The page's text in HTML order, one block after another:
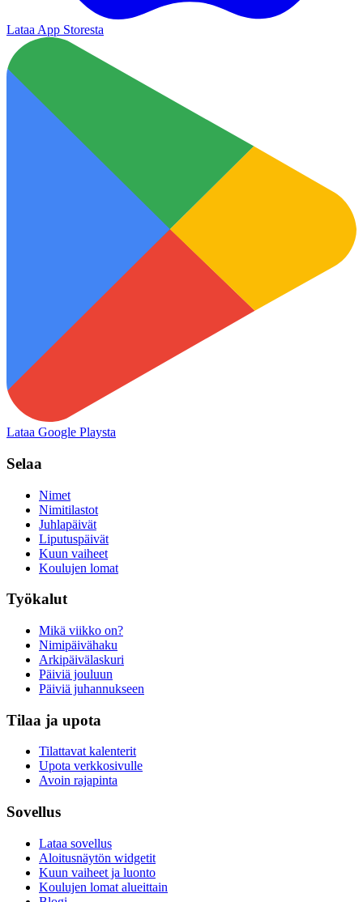
Lataa App Storesta
Lataa Google Playsta
Selaa
Nimet
Nimitilastot
Juhlapäivät
Liputuspäivät
Kuun vaiheet
Koulujen lomat
Työkalut
Mikä viikko on?
Nimipäivähaku
Arkipäivälaskuri
Päiviä jouluun
Päiviä juhannukseen
Tilaa ja upota
Tilattavat kalenterit
Upota verkkosivulle
Avoin rajapinta
Sovellus
Lataa sovellus
Aloitusnäytön widgetit
Kuun vaiheet ja luonto
Koulujen lomat alueittain